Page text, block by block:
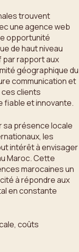
trouvent
une agence web
opportunité
de haut niveau
par rapport aux
géographique du
communication et
clients
fiable et innovante.
sa présence locale
les
intérêt à envisager
Maroc. Cette
marocaines un
à répondre aux
en constante
coûts